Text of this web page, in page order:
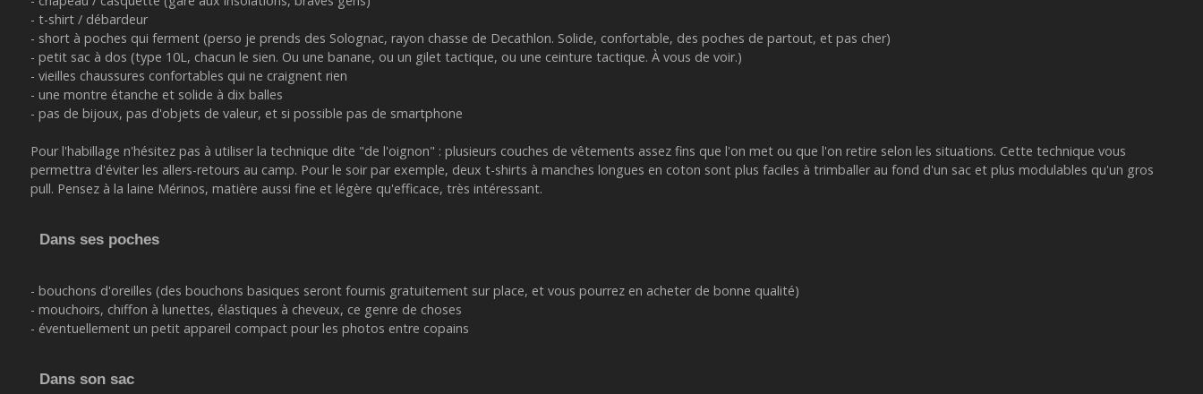
- t-shirt / débardeur
- short à poches qui ferment (perso je prends des Solognac, rayon chasse de Decathlon. Solide, confortable, des poches de partout, et pas cher)
- petit sac à dos (type 10L, chacun le sien. Ou une banane, ou un gilet tactique, ou une ceinture tactique. À vous de voir.)
- vieilles chaussures confortables qui ne craignent rien
- une montre étanche et solide à dix balles
- pas de bijoux, pas d'objets de valeur, et si possible pas de smartphone
Pour l'habillage n'hésitez pas à utiliser la technique dite "de l'oignon" : plusieurs couches de vêtements assez fins que l'on met ou que l'on retire selon les situations. Cette technique vous
permettra d'éviter les allers-retours au camp. Pour le soir par exemple, deux t-shirts à manches longues en coton sont plus faciles à trimballer au fond d'un sac et plus modulables qu'un gros
pull. Pensez à la laine Mérinos, matière aussi fine et légère qu'efficace, très intéressant.
Dans ses poches
- bouchons d'oreilles (des bouchons basiques seront fournis gratuitement sur place, et vous pourrez en acheter de bonne qualité)
- mouchoirs, chiffon à lunettes, élastiques à cheveux, ce genre de choses
- éventuellement un petit appareil compact pour les photos entre copains
Dans son sac